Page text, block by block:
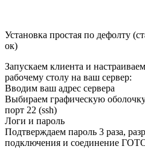
Установка простая по дефолту
ок)
Запускаем клиента и
рабочему столу на ваш сервер:
Вводим ваш адрес сервера
Выбираем графическую
порт 22 (ssh)
Логи и пароль
Подтверждаем пароль 3 раза,
подключения и соединение